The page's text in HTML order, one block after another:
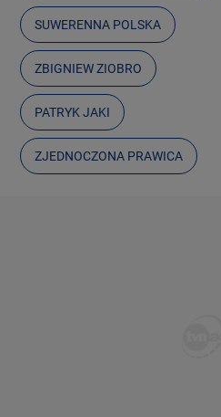
SUWERENNA POLSKA
ZBIGNIEW ZIOBRO
PATRYK JAKI
ZJEDNOCZONA PRAWICA